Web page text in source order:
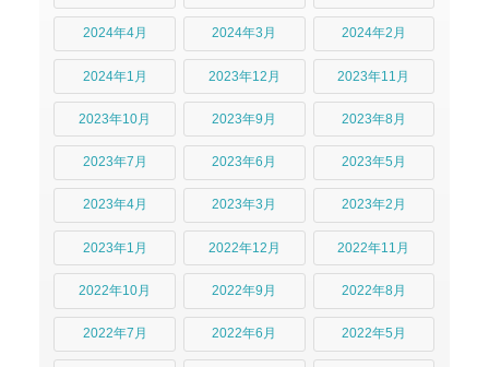
2024年4月 2024年3月 2024年2月
2024年1月 2023年12月 2023年11月
2023年10月 2023年9月 2023年8月
2023年7月 2023年6月 2023年5月
2023年4月 2023年3月 2023年2月
2023年1月 2022年12月 2022年11月
2022年10月 2022年9月 2022年8月
2022年7月 2022年6月 2022年5月